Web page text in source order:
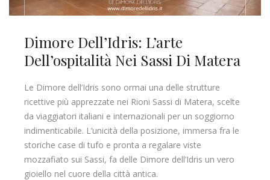
Dimore Dell’Idris: L’arte
Dell’ospitalità Nei Sassi Di Matera
Le Dimore dell’Idris sono ormai una delle strutture
ricettive più apprezzate nei Rioni Sassi di Matera, scelte
da viaggiatori italiani e internazionali per un soggiorno
indimenticabile. L’unicità della posizione, immersa fra le
storiche case di tufo e pronta a regalare viste
mozzafiato sui Sassi, fa delle Dimore dell’Idris un vero
gioiello nel cuore della città antica.